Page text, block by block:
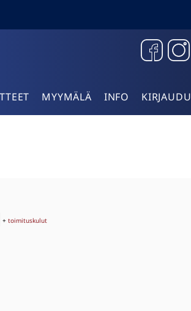
MYYMÄLÄ INFO KIRJAUDU
+toimituskulut